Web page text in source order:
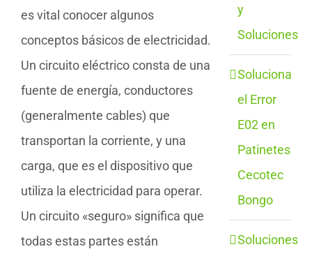
es vital conocer algunos
conceptos básicos de electricidad.
Un circuito eléctrico consta de una
fuente de energía, conductores
(generalmente cables) que
transportan la corriente, y una
carga, que es el dispositivo que
utiliza la electricidad para operar.
Un circuito «seguro» significa que
todas estas partes están
y
Soluciones
Soluciona
el Error
E02 en
Patinetes
Cecotec
Bongo
Soluciones